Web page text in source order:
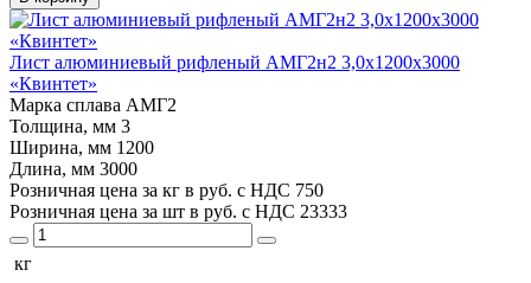
Лист алюминиевый рифленый АМГ2н2 3,0х1200х3000
«Квинтет»
Марка сплава АМГ2
Толщина, мм 3
Ширина, мм 1200
Длина, мм 3000
Розничная цена за кг в руб. с НДС 750
Розничная цена за шт в руб. с НДС 23333
кг